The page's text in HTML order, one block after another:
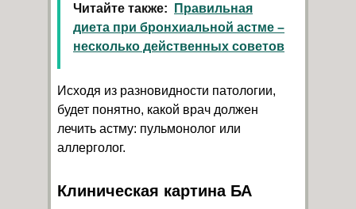
Читайте также:
Правильная
диета при бронхиальной астме –
несколько действенных советов
Исходя из разновидности патологии,
будет понятно, какой врач должен
лечить астму: пульмонолог или
аллерголог.
Клиническая картина БА